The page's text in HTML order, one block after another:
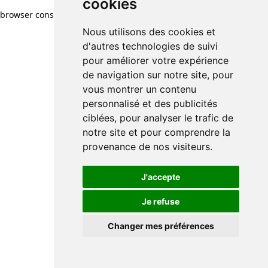
cookies
Nous utilisons des cookies et
d'autres technologies de suivi
pour améliorer votre expérience
de navigation sur notre site, pour
vous montrer un contenu
personnalisé et des publicités
ciblées, pour analyser le trafic de
notre site et pour comprendre la
provenance de nos visiteurs.
J'accepte
Je refuse
Changer mes préférences
browser console for more information)